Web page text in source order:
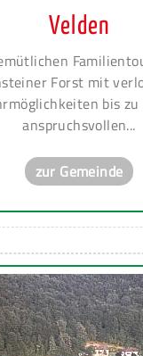
Velden
Forst mit
bis
anspruchsvollen...
zur Gemeinde